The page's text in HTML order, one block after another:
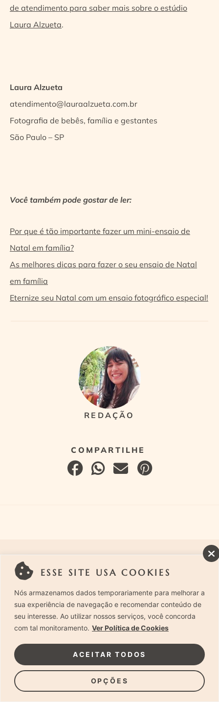
ESSE SITE USA COOKIES
Nós armazenamos dados temporariamente para melhorar a
sua experiência de navegação e recomendar conteúdo de
seu interesse. Ao utilizar nossos serviços, você concorda
com tal monitoramento. Ver Política de Cookies
OPÇÕES
ACEITAR TODOS
de atendimento para saber mais sobre o estúdio
Laura Alzueta.
Laura Alzueta
atendimento@lauraalzueta.com.br
Fotografia de bebês, família e gestantes
São Paulo – SP
Você também pode gostar de ler:
Por que é tão importante fazer um mini-ensaio de
Natal em família?
As melhores dicas para fazer o seu ensaio de Natal
em família
Eternize seu Natal com um ensaio fotográfico especial!
REDAÇÃO